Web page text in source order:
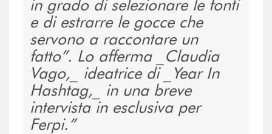
in grado di selezionare le fonti
e di estrarre le gocce che
servono a raccontare un
fatto”. Lo afferma _Claudia
Vago,_ ideatrice di _Year In
Hashtag,_ in una breve
intervista in esclusiva per
Ferpi.